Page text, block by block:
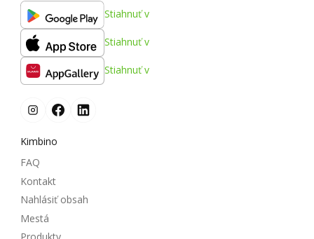
Stiahnuť v
Stiahnuť v
Stiahnuť v
Kimbino
FAQ
Kontakt
Nahlásiť obsah
Mestá